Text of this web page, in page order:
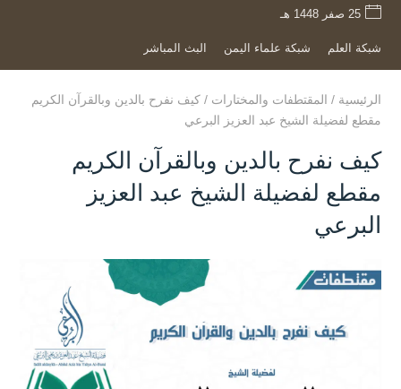
25 صفر 1448 هـ
شبكة العلم شبكة علماء اليمن البث المباشر
الرئيسية / المقتطفات والمختارات / كيف نفرح بالدين وبالقرآن الكريم
مقطع لفضيلة الشيخ عبد العزيز البرعي
كيف نفرح بالدين وبالقرآن الكريم
مقطع لفضيلة الشيخ عبد العزيز
البرعي